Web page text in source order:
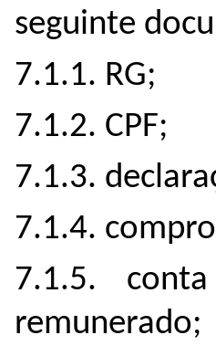
seguinte
7.1.1. RG;
7.1.2. CPF;
7.1.3.
7.1.4.
7.1.5.
remunerado;